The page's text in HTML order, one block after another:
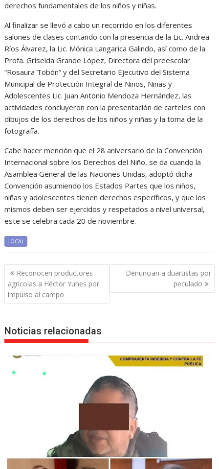
derechos fundamentales de los niños y niñas.
Al finalizar se llevó a cabo un recorrido en los diferentes
salones de clases contando con la presencia de la Lic. Andrea
Ríos Álvarez, la Lic. Mónica Langarica Galindo, así como de la
Profa. Griselda Grande López, Directora del preescolar
“Rosaura Tobón” y del Secretario Ejecutivo del Sistema
Municipal de Protección Integral de Niños, Niñas y
Adolescentes Lic. Juan Antonio Mendoza Hernández, las
actividades concluyeron con la presentación de carteles con
dibujos de los derechos de los niños y niñas y la toma de la
fotografía.
Cabe hacer mención que el 28 aniversario de la Convención
Internacional sobre los Derechos del Niño, se da cuando la
Asamblea General de las Naciones Unidas, adoptó dicha
Convención asumiendo los Estados Partes que los niños,
niñas y adolescentes tienen derechos específicos, y que los
mismos deben ser ejercidos y respetados a nivel universal,
este se celebra cada 20 de noviembre.
LOCAL
Navegación
de
entradas
Reconocen productores
agrícolas a Héctor Yunes por
impulso al campo
Denuncian a duartistas por
peculado
Noticias relacionadas